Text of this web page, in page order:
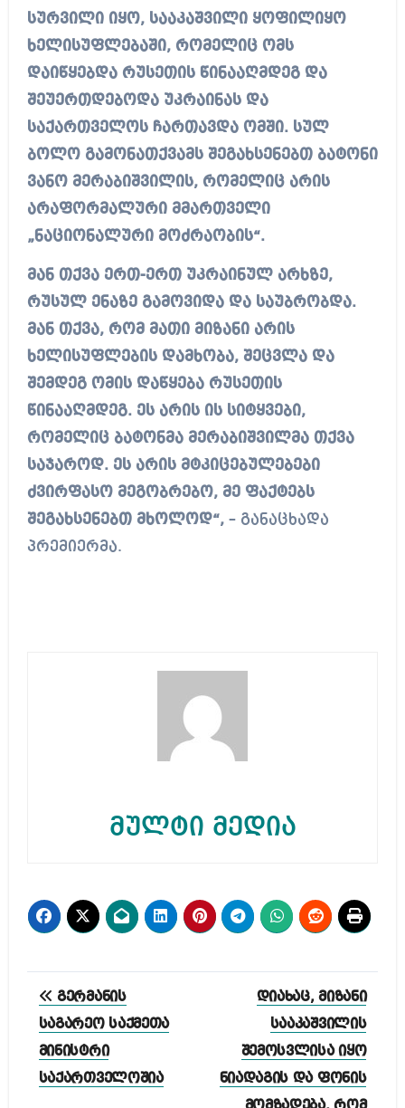
სურვილი იყო, სააკაშვილი ყოფილიყო
ხელისუფლებაში, რომელიც ომს
დაიწყებდა რუსეთის წინააღმდეგ და
შეუერთდებოდა უკრაინას და
საქართველოს ჩართავდა ომში. სულ
ბოლო გამონათქვამს შეგახსენებთ ბატონი
ვანო მერაბიშვილის, რომელიც არის
არაფორმალური მმართველი
„ნაციონალური მოძრაობის“.
მან თქვა ერთ-ერთ უკრაინულ არხზე,
რუსულ ენაზე გამოვიდა და საუბრობდა.
მან თქვა, რომ მათი მიზანი არის
ხელისუფლების დამხობა, შეცვლა და
შემდეგ ომის დაწყება რუსეთის
წინააღმდეგ. ეს არის ის სიტყვები,
რომელიც ბატონმა მერაბიშვილმა თქვა
საჯაროდ. ეს არის მტკიცებულებები
ძვირფასო მეგობრებო, მე ფაქტებს
შეგახსენებთ მხოლოდ“,– განაცხადა
პრემიერმა.
მულტი მედია
პოსტის
ნავიგაცია
გერმანის
საგარეო საქმეთა
მინისტრი
საქართველოშია
დიახაც, მიზანი
სააკაშვილის
შემოსვლისა იყო
ნიადაგის და ფონის